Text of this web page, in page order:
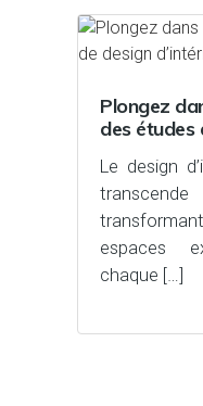
Plongez
des études
Le design
transcende
espaces
chaque […]